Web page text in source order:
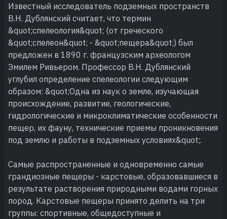
Известный исследователь подземных пространств
В.Н. Дублянский считает, что термин
&quot;спелеология&quot; (от греческого
&quot;спелеон&quot; - &quot;пещера&quot;) был
предложен в 1890 г. французским археологом
Эмилем Ривьером. Профессор В.Н. Дублянский
углубил определение спелеологии следующим
образом: &quot;Одна из наук о земле, изучающая
происхождение, развитие, геологические,
гидрологические и микроклиматические особенности
пещер, их фауну, технические приемы проникновения
под землю и работы в подземных условиях&quot;.
Самые распространенные и одновременно самые
грандиозные пещеры - карстовые, образовавшиеся в
результате растворения природными водами горных
пород. Карстовые пещеры принято делить на три
группы: спортивные, общедоступные и